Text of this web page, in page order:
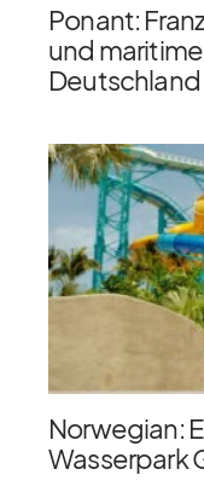
Ponant:
und
Deutschland
Norwegian:
Wasserpark